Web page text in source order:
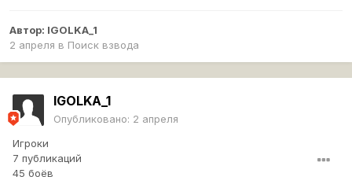
Автор: IGOLKA_1
2 апреля в Поиск взвода
IGOLKA_1
Опубликовано: 2 апреля
Игроки
7 публикаций
45 боёв